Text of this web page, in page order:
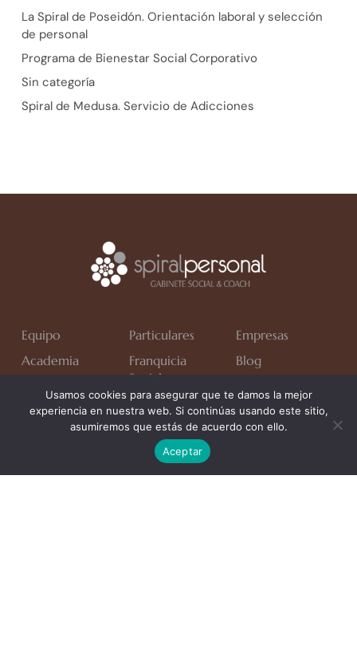
La Spiral de Poseidón. Orientación laboral y selección
de personal
Programa de Bienestar Social Corporativo
Sin categoría
Spiral de Medusa. Servicio de Adicciones
Equipo Particulares
Empresas
Academia
Franquicia
Social
Blog
Contacto
Usamos cookies para asegurar que te damos la mejor
experiencia en nuestra web. Si continúas usando este sitio,
asumiremos que estás de acuerdo con ello.
Aceptar